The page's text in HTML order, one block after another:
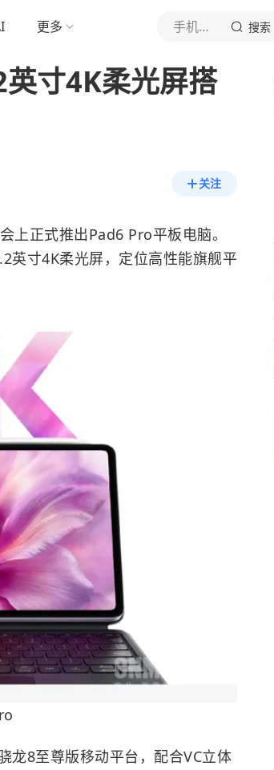
更多 手机中国 搜索
寸4K柔光屏搭
关注
正式推出Pad6 Pro平板电脑。
英寸4K柔光屏，定位高性能旗舰平
8至尊版移动平台，配合VC立体